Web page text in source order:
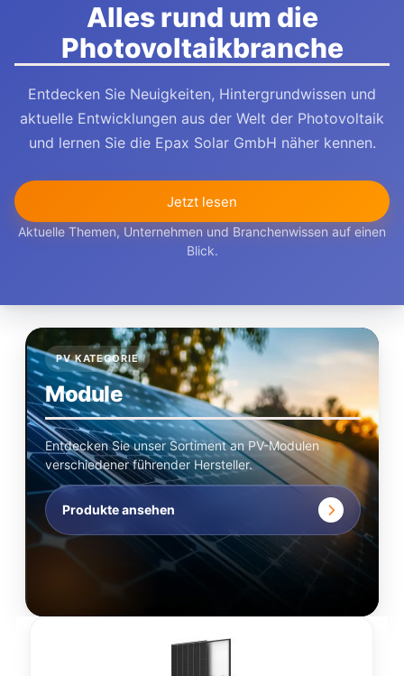
Alles rund um die
Photovoltaikbranche
Entdecken Sie Neuigkeiten, Hintergrundwissen und
aktuelle Entwicklungen aus der Welt der Photovoltaik
und lernen Sie die Epax Solar GmbH näher kennen.
Jetzt lesen
Aktuelle Themen, Unternehmen und Branchenwissen auf einen
Blick.
PV KATEGORIE
Module
Entdecken Sie unser Sortiment an PV-Modulen
verschiedener führender Hersteller.
Produkte ansehen